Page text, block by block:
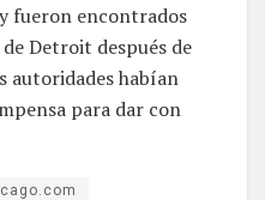
fueron encontrados
Detroit después de
autoridades habían
para dar con